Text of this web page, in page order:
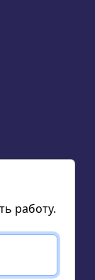
работу.